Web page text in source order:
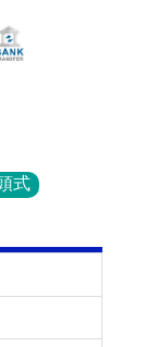
式